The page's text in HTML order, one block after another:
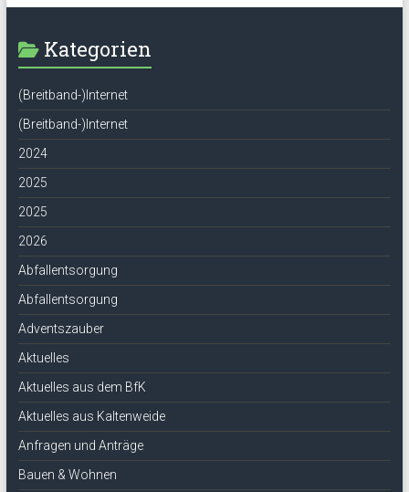
Kategorien
(Breitband-)Internet
(Breitband-)Internet
2024
2025
2025
2026
Abfallentsorgung
Abfallentsorgung
Adventszauber
Aktuelles
Aktuelles aus dem BfK
Aktuelles aus Kaltenweide
Anfragen und Anträge
Bauen & Wohnen